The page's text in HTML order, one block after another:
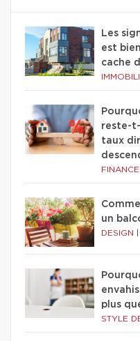
Les
est
cache
reste-
taux
un
DESIGN
plus
STYLE